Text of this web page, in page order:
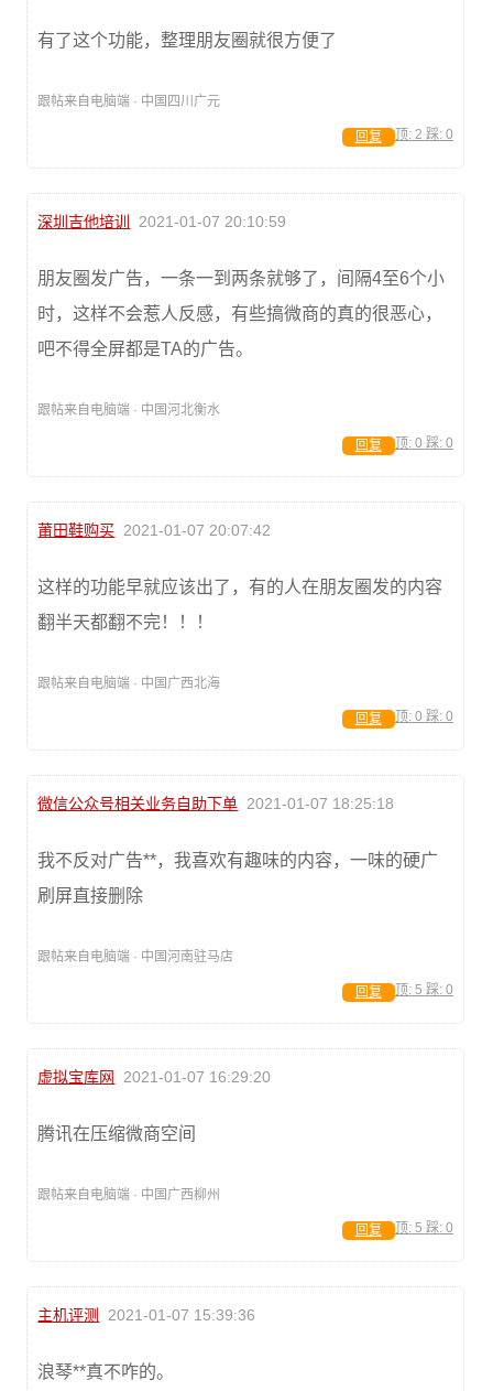
有了这个功能，整理朋友圈就很方便了
跟帖来自电脑端 · 中国四川广元
顶: 2 踩: 0
回复
深圳吉他培训 2021-01-07 20:10:59
朋友圈发广告，一条一到两条就够了，间隔4至6个小
时，这样不会惹人反感，有些搞微商的真的很恶心，
吧不得全屏都是TA的广告。
跟帖来自电脑端 · 中国河北衡水
顶: 0 踩: 0
回复
莆田鞋购买 2021-01-07 20:07:42
这样的功能早就应该出了，有的人在朋友圈发的内容
翻半天都翻不完！！！
跟帖来自电脑端 · 中国广西北海
顶: 0 踩: 0
回复
微信公众号相关业务自助下单 2021-01-07 18:25:18
我不反对广告**，我喜欢有趣味的内容，一味的硬广
刷屏直接删除
跟帖来自电脑端 · 中国河南驻马店
顶: 5 踩: 0
回复
虚拟宝库网 2021-01-07 16:29:20
腾讯在压缩微商空间
跟帖来自电脑端 · 中国广西柳州
顶: 5 踩: 0
回复
主机评测 2021-01-07 15:39:36
浪琴**真不咋的。